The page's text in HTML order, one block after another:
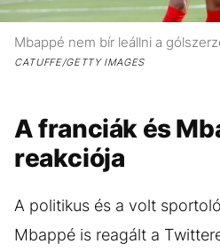
Mbappé nem bír leállni a
CATUFFE/GETTY IMAGES
A franciák és
reakciója
A politikus és a volt
Mbappé is reagált a